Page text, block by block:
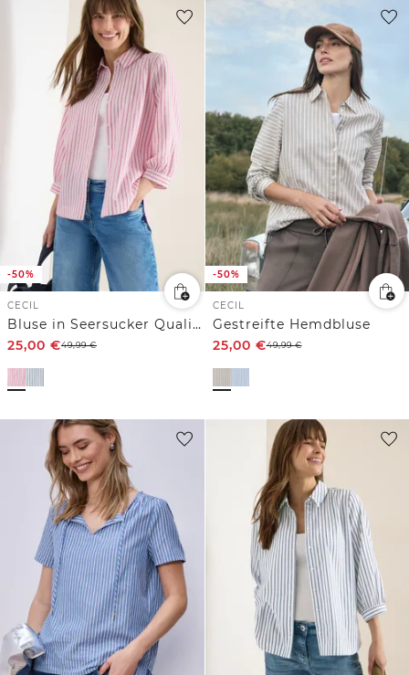
-50%
CECIL
Bluse in Seersucker Qualität
25,00 €49,99€
-50%
CECIL
Gestreifte Hemdbluse
25,00 €49,99€